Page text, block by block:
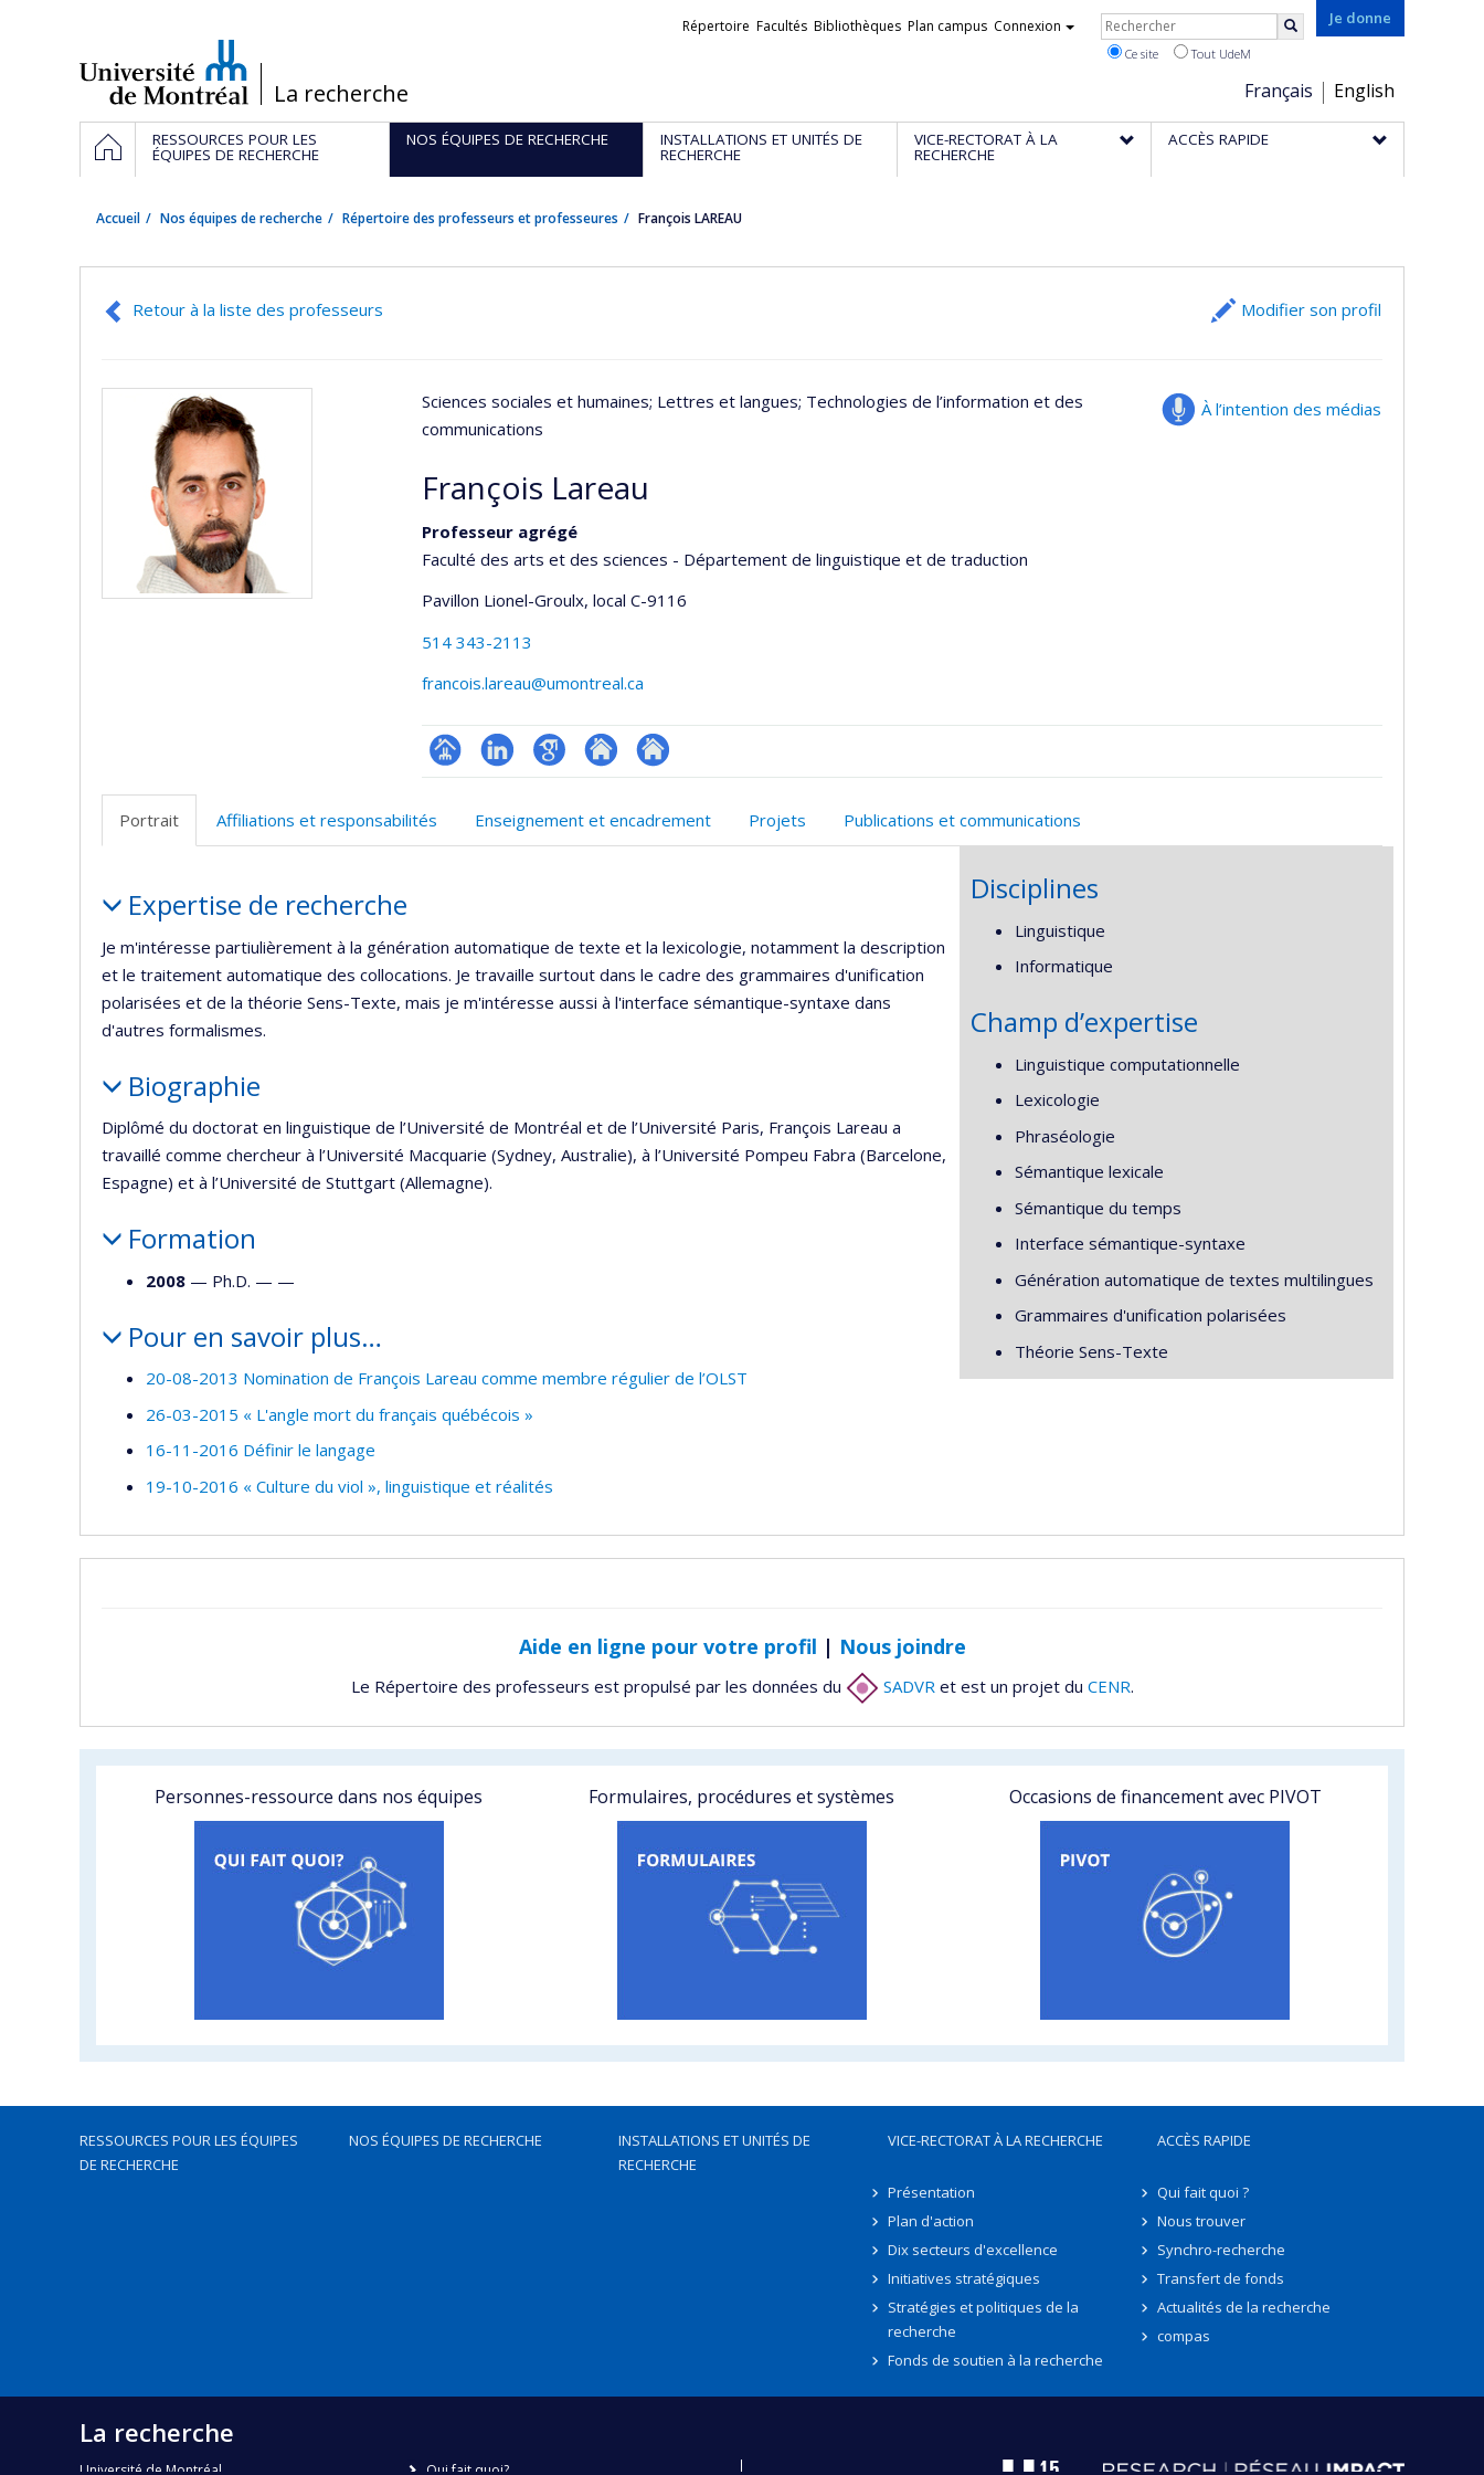
/La recherche
Je donne
Choix
de
la
Français English
Liens
Répertoire Facultés Bibliothèques Plan campus Connexion Rechercher
Ce site Tout UdeM
Navigation
principale
ACCUEILRESSOURCES POUR LES
ÉQUIPES DE RECHERCHE
NOS ÉQUIPES DE RECHERCHE INSTALLATIONS ET UNITÉS DE
RECHERCHE
VICE-RECTORAT À LA
RECHERCHE
ACCÈS RAPIDE
Accueil Nos équipes de recherche Répertoire des professeurs et professeures François LAREAU
Retour à la liste des professeurs Modifier son profil
À l’intention des médias
Sciences sociales et humaines; Lettres et langues; Technologies de l’information et des
communications
François Lareau
Professeur agrégé
Faculté des arts et des sciences - Département de linguistique et de traduction
Pavillon Lionel-Groulx, local C-9116
514 343-2113
francois.lareau@umontreal.ca
Page
(faculté,département,école)
LinkedInGoogleAutre Autre
Portrait Affiliations et responsabilités Enseignement et encadrement Projets Publications et communications
Expertise de recherche
Je m'intéresse partiulièrement à la génération automatique de texte et la lexicologie, notamment la description
et le traitement automatique des collocations. Je travaille surtout dans le cadre des grammaires d'unification
polarisées et de la théorie Sens-Texte, mais je m'intéresse aussi à l'interface sémantique-syntaxe dans
d'autres formalismes.
Biographie
Diplômé du doctorat en linguistique de l’Université de Montréal et de l’Université Paris, François Lareau a
travaillé comme chercheur à l’Université Macquarie (Sydney, Australie), à l’Université Pompeu Fabra (Barcelone,
Espagne) et à l’Université de Stuttgart (Allemagne).
Formation
2008 — Ph.D. — —
Pour en savoir plus…
20-08-2013 Nomination de François Lareau comme membre régulier de l’OLST
26-03-2015 « L'angle mort du français québécois »
16-11-2016 Définir le langage
19-10-2016 « Culture du viol », linguistique et réalités
Disciplines
Linguistique
Informatique
Champ d’expertise
Linguistique computationnelle
Lexicologie
Phraséologie
Sémantique lexicale
Sémantique du temps
Interface sémantique-syntaxe
Génération automatique de textes multilingues
Grammaires d'unification polarisées
Théorie Sens-Texte
Aide en ligne pour votre profil | Nous joindre
Le Répertoire des professeurs est propulsé par les données du SADVR et est un projet du CENR.
Personnes-ressource dans nos équipes Formulaires, procédures et systèmes Occasions de financement avec PIVOT
RESSOURCES POUR LES ÉQUIPES
DE RECHERCHE
NOS ÉQUIPES DE RECHERCHE
INSTALLATIONS ET UNITÉS DE
RECHERCHE
VICE-RECTORAT À LA RECHERCHE
Présentation
Plan d'action
Dix secteurs d'excellence
Initiatives stratégiques
Stratégies et politiques de la
recherche
Fonds de soutien à la recherche
ACCÈS RAPIDE
Qui fait quoi ?
Nous trouver
Synchro-recherche
Transfert de fonds
Actualités de la recherche
compas
La recherche
Université de Montréal Qui fait quoi?